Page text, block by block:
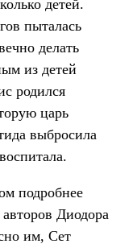
детей.
пыталась
делать
из детей
родился
царь
выбросила
подробнее
Диодора
им, Сет